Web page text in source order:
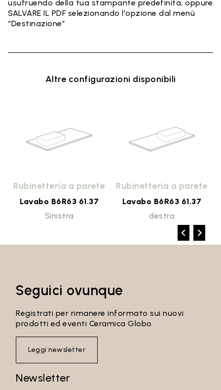
usufruendo della tua stampante predefinita, oppure
SALVARE IL PDF selezionando l'opzione dal menù
“Destinazione”
Altre configurazioni disponibili
Rubinetteria a parete
Lavabo B6R63 61.37
Sinistra
Rubinetteria a parete
Lavabo B6R63 61.37
destra
Seguici ovunque
Registrati per rimanere informato sui nuovi
prodotti ed eventi Ceramica Globo
Leggi newsletter
Newsletter